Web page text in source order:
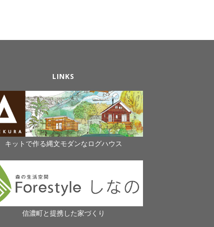
LINKS
キットで作る縄文モダンなログハウス
信濃町と提携した家づくり